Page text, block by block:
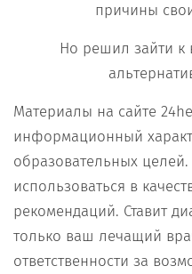
причины
Но решил зайти к
Материалы на сайте
информационный
образовательных
использоваться в
рекомендаций. Ставит
только ваш лечащий
ответственности за